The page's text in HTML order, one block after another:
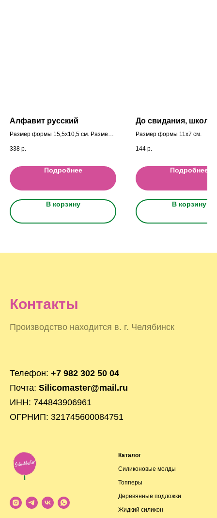
Алфавит русский
Размер формы 15,5x10,5 cм. Размеры
338 р.
Подробнее
В корзину
До свидания, школа!
Размер формы 11x7 cм.
144 р.
Подробнее
В корзину
Контакты
Производство находится в. г. Челябинск
Телефон: +7 982 302 50 04
Почта: Silicomaster@mail.ru
ИНН: 744843906961
ОГРНИП: 321745600084751
Каталог
Силиконовые молды
Топперы
Деревянные подложки
Жидкий силикон